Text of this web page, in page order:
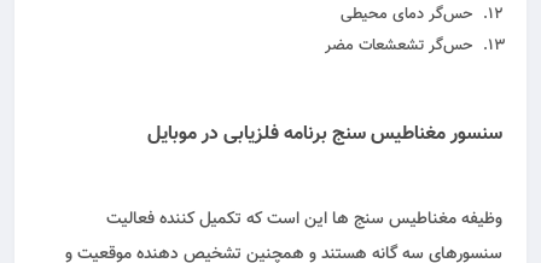
حس‌گر دمای محیطی
حس‌گر تشعشعات مضر
سنسور مغناطیس سنج برنامه فلزیابی در موبایل
وظیفه مغناطیس سنج ها این است که تکمیل کننده فعالیت
سنسورهای سه گانه هستند و همچنین تشخیص دهنده موقعیت و